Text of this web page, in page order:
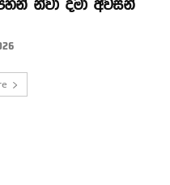
නිවා දමා අවසන්